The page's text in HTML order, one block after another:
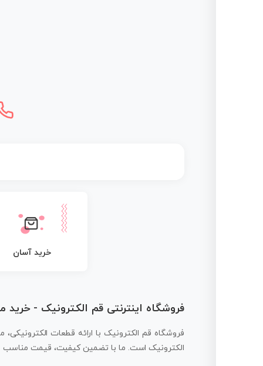
خرید آسان
فروشگاه اینترنتی قم الکترونیک -
فروشگاه قم الکترونیک با ارائه قطعات
الکترونیک است. ما با تضمین کیفیت، قیمت مناسب